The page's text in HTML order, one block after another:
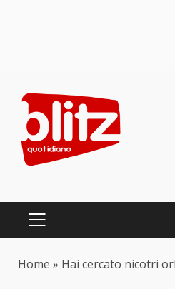
content
PRIMARY
Home » Hai cercato nicotri